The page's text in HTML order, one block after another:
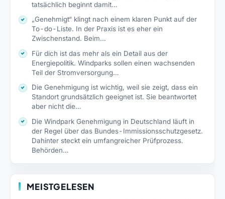
tatsächlich beginnt damit…
„Genehmigt“ klingt nach einem klaren Punkt auf der
To-do-Liste. In der Praxis ist es eher ein
Zwischenstand. Beim…
Für dich ist das mehr als ein Detail aus der
Energiepolitik. Windparks sollen einen wachsenden
Teil der Stromversorgung…
Die Genehmigung ist wichtig, weil sie zeigt, dass ein
Standort grundsätzlich geeignet ist. Sie beantwortet
aber nicht die…
Die Windpark Genehmigung in Deutschland läuft in
der Regel über das Bundes-Immissionsschutzgesetz.
Dahinter steckt ein umfangreicher Prüfprozess.
Behörden…
MEISTGELESEN